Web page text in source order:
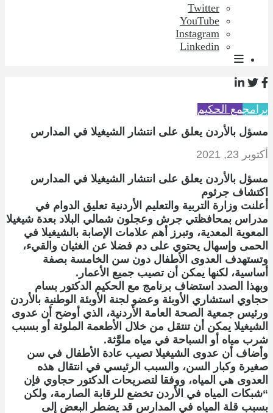
Twitter
YouTube
Instagram
Linkedin
برامجمع الحكيم
مسؤل بالأردن يعلق على انتشار الشيغيلا في المدارس
أكتوبر 23, 2021
مسؤل بالأردن يعلق على انتشار الشيغيلا في المدارس
اكتشاف جرثوم
أعلنت وزارة التربية والتعليم الأردنية تعليق الدوام في
مدراس بمحافظتي جرش وعجلون شمالي البلاد بعدة شيغيلا
المعوية المعدية، وتبرز أهم علامات الإصابة بالشيغيلا في
الحمى وإسهال يحتوي على دم فضلا عن الغثيان والقيء،
وتستهدف العدوى الأطفال دون سن الخامسة بصفة
أساسية، لكنها يمكن أن تصيب جميع الأعمار.
وبهذا الصدد استضاف برنامج مع الحكيم الدكتور بسام
حجاوي استشاري الأوبئة وعضو لجنة الأوبئة الوطنية بالأردن
ورئيس جمعية الصحة العامة الأردنية، الذي أوضح أن عدوى
الشيغيلا يمكن أن تنتقل من خلال الأطعمة الملوثة أو بسبب
شرب مياه أو السباحة في مياه ملوَّثة.
وأضاف أن عدوى الشيغيلا تصيب عادة الأطفال في سن
صغيرة وكبار السن، والسبب الرئيسي في انتقال هذه
العدوى هي المياه، ووفقا لتصريحات الدكتور حجاوي فإن
“شبكات المياه في الأردن تخضع للرقابة الصارمة، ولكن
بسبب قلة المياه في المدارس قد يضطر البعض إلى